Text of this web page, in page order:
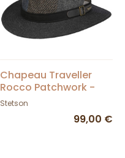
Chapeau Traveller
Rocco Patchwork -
Stetson
Stetson
99,00 €